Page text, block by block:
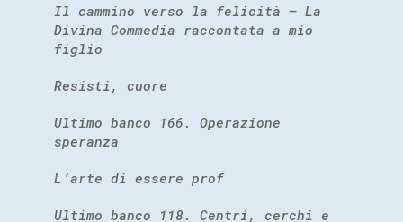
Il cammino verso la felicità – La
Divina Commedia raccontata a mio
figlio
Resisti, cuore
Ultimo banco 166. Operazione
speranza
L’arte di essere prof
Ultimo banco 118. Centri, cerchi e